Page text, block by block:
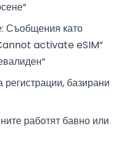
: Съобщения като
activate eSIM“
регистрации, базирани
работят бавно или